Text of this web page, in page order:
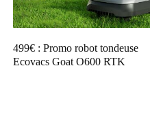
499€ : Promo robot tondeuse
Ecovacs Goat O600 RTK